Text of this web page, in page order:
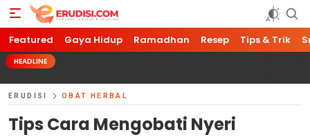
Featured Gaya Hidup Ramadhan Resep Tips & Trik
HEADLINE
ERUDISI OBAT HERBAL
Tips Cara Mengobati Nyeri